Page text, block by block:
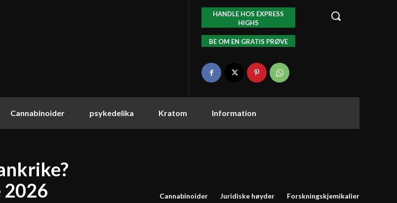
HANDLE HOS EXPRESS
HIGHS
BE OM EN GRATIS PRØVE
Cannabinoider psykedelika Kratom Information
2026
Cannabinoider Juridiske høyder Forskningskjemikalier